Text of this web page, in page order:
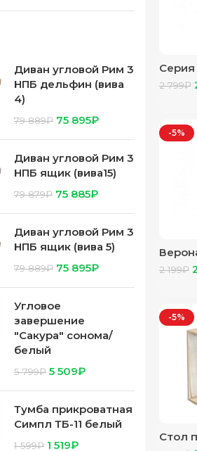
Диван угловой Рим 3
НПБ дельфин (вива
4)
79 889₽ 75 895₽
Диван угловой Рим 3
НПБ ящик (вива15)
79 879₽ 75 885₽
Диван угловой Рим 3
НПБ ящик (вива 5)
79 889₽ 75 895₽
Угловое
завершение
"Сакура" сонома/
белый
5 799₽ 5 509₽
Тумба прикроватная
Симпл ТБ-11 белый
1 599₽ 1 519₽
2 799₽
-5%
2 199₽
-5%
Стол